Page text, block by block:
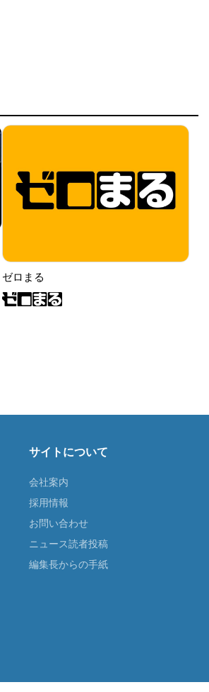
ゼロまる
サイトについて
会社案内
採用情報
お問い合わせ
ニュース読者投稿
編集長からの手紙